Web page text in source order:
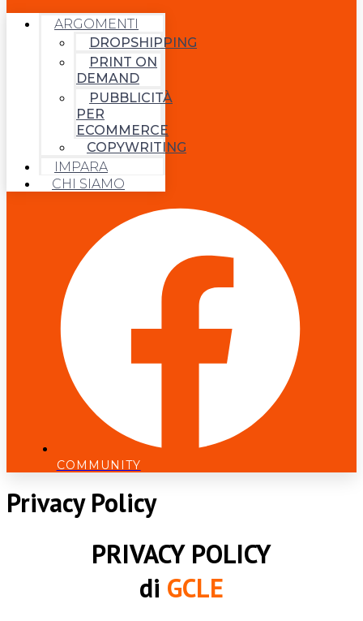
ARGOMENTI
DROPSHIPPING
PRINT ON
DEMAND
PUBBLICITÀ
PER
ECOMMERCE
COPYWRITING
IMPARA
CHI SIAMO
COMMUNITY
Privacy Policy
PRIVACY POLICY
di GCLE